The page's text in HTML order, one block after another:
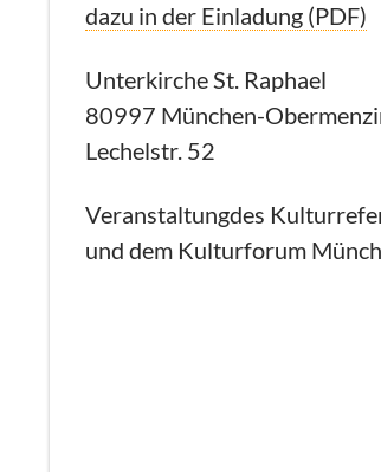
dazu in der Einladung (PDF)
Unterkirche St. Raphael
80997 München-
Lechelstr. 52
Veranstaltungdes
und dem Kulturforum